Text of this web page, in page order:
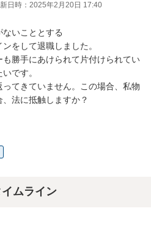
日時： 2025年2月20日 17:40
いこととする
をして退職しました。
勝手にあけられて片付けられてい
です。
てきていません。この場合、私物
法に抵触しますか？
ムライン